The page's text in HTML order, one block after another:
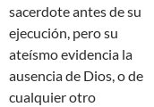
sacerdote antes de su
ejecución, pero su
ateísmo evidencia la
ausencia de Dios, o de
cualquier otro